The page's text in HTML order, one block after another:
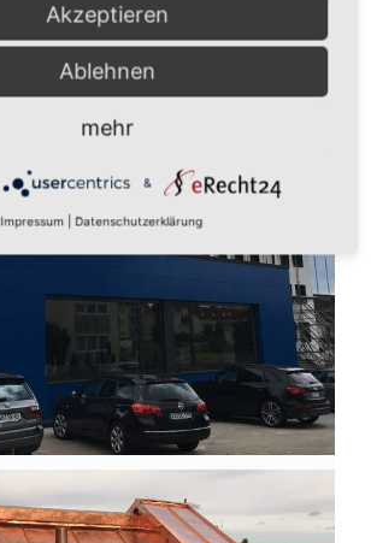
Akzeptieren
Ablehnen
mehr
&
Impressum Datenschutzerklärung